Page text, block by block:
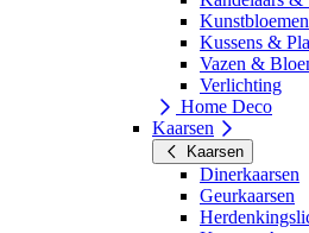
Kussens &
Vazen &
Verlichting
Home Deco
Kaarsen
Kaarsen
Dinerkaarsen
Geurkaarsen